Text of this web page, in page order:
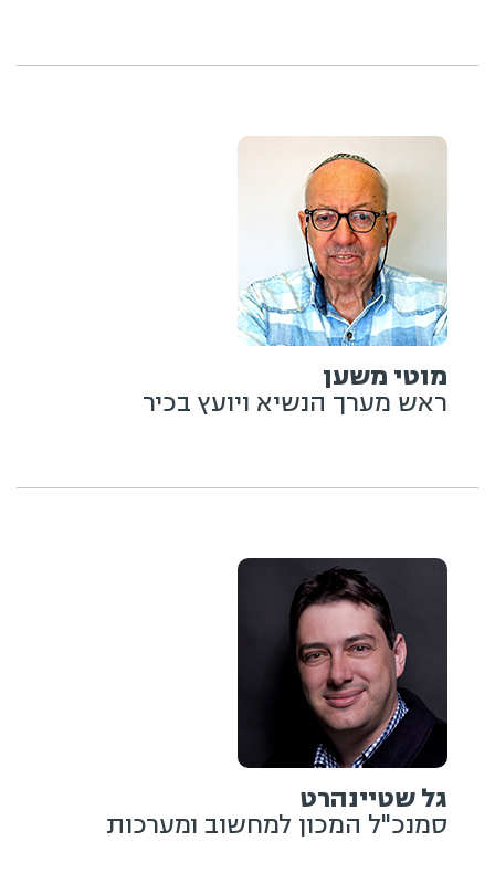
מוטי משען
ראש מערך הנשיא ויועץ בכיר
גל שטיינהרט
סמנכ"ל המכון למחשוב ומערכות